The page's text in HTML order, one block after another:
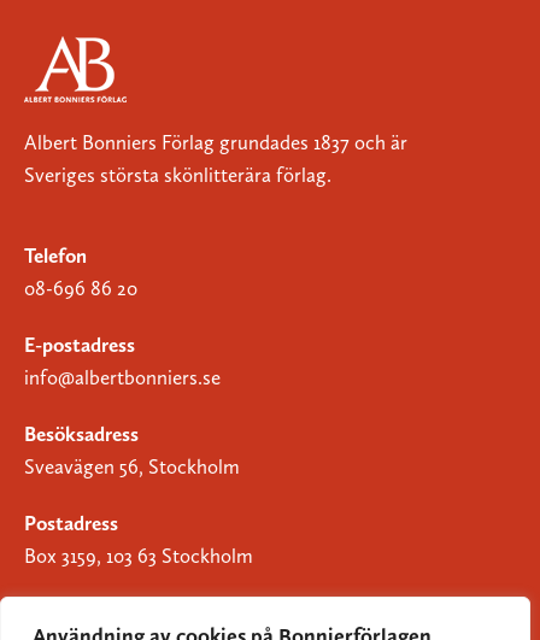
Albert Bonniers Förlag grundades 1837 och är
Sveriges största skönlitterära förlag.
Telefon
08-696 86 20
E-postadress
info@albertbonniers.se
Besöksadress
Sveavägen 56, Stockholm
Postadress
Box 3159, 103 63 Stockholm